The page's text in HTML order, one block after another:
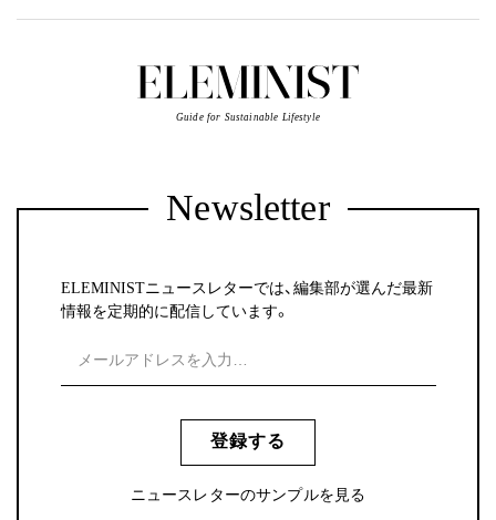
Guide for Sustainable Lifestyle
Newsletter
ELEMINISTニュースレターでは、編集部が選んだ最新
情報を定期的に配信しています。
登録する
ニュースレターのサンプルを見る